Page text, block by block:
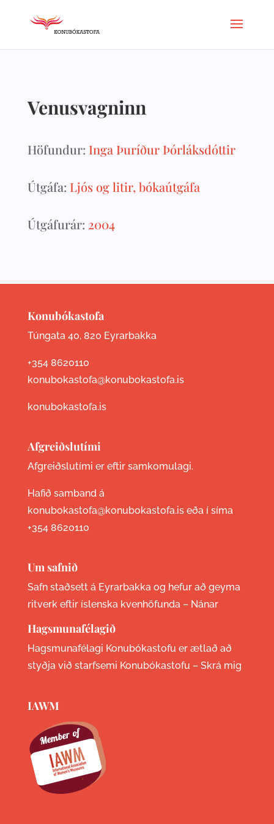
Venusvagninn
Höfundur: Inga Þuríður Þórláksdóttir
Útgáfa: Ljós og litir, bókaútgáfa
Útgáfurár: 2004
Konubókastofa
Túngata 40, 820 Eyrarbakka
+354 8620110
konubokastofa@konubokastofa.is
konubokastofa.is
Afgreiðslutími
Afgreiðslutími er eftir samkomulagi.
Hafið samband á
konubokastofa@konubokastofa.is eða í síma
+354 8620110
Um safnið
Safn staðsett á Eyrarbakka og hefur að geyma
ritverk eftir íslenska kvenhöfunda – Nánar
Hagsmunafélagið
Hagsmunafélagi Konubókastofu er ætlað að
styðja við starfsemi Konubókastofu – Skrá mig
IAWM